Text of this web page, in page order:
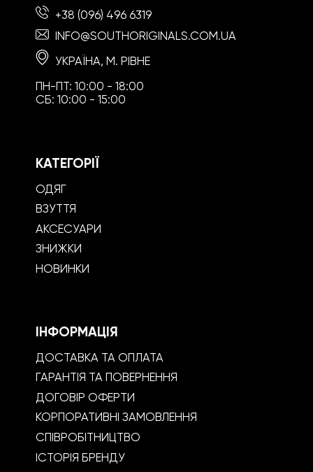
+38 (096) 496 6319
INFO@SOUTHORIGINALS.COM.UA
УКРАЇНА, М. РІВНЕ
ПН-ПТ: 10:00 - 18:00
СБ: 10:00 - 15:00
КАТЕГОРІЇ
ОДЯГ
ВЗУТТЯ
АКСЕСУАРИ
ЗНИЖКИ
НОВИНКИ
ІНФОРМАЦІЯ
ДОСТАВКА ТА ОПЛАТА
ГАРАНТІЯ ТА ПОВЕРНЕННЯ
ДОГОВІР ОФЕРТИ
КОРПОРАТИВНІ ЗАМОВЛЕННЯ
СПІВРОБІТНИЦТВО
ІСТОРІЯ БРЕНДУ